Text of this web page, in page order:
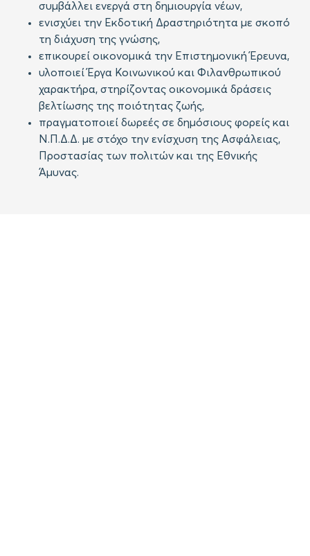
συμβάλλει ενεργά στη δημιουργία νέων,
ενισχύει την Εκδοτική Δραστηριότητα με σκοπό
τη διάχυση της γνώσης,
επικουρεί οικονομικά την Επιστημονική Έρευνα,
υλοποιεί Έργα Κοινωνικού και Φιλανθρωπικού
χαρακτήρα, στηρίζοντας οικονομικά δράσεις
βελτίωσης της ποιότητας ζωής,
πραγματοποιεί δωρεές σε δημόσιους φορείς και
Ν.Π.Δ.Δ. με στόχο την ενίσχυση της Ασφάλειας,
Προστασίας των πολιτών και της Εθνικής
Άμυνας.